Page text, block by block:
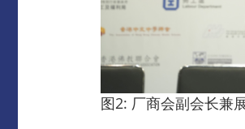
图2: 厂商会副会长兼